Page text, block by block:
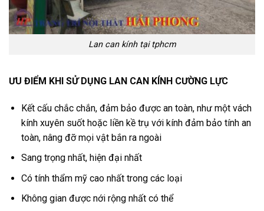
Lan can kính tại tphcm
ƯU ĐIỂM KHI SỬ DỤNG LAN CAN KÍNH CƯỜNG LỰC
Kết cấu chắc chắn, đảm bảo được an toàn, như một vách
kính xuyên suốt hoặc liền kề trụ với kính đảm bảo tính an
toàn, nâng đỡ mọi vật bắn ra ngoài
Sang trọng nhất, hiện đại nhất
Có tính thẩm mỹ cao nhất trong các loại
Không gian được nới rộng nhất có thể